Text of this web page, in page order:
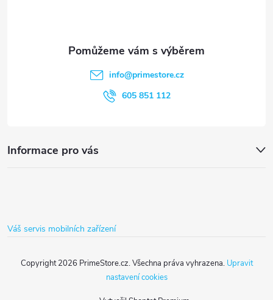
Informace pro vás
info@primestore.cz
605 851 112
Váš servis mobilních zařízení
Copyright 2026 PrimeStore.cz. Všechna práva vyhrazena. Upravit
nastavení cookies